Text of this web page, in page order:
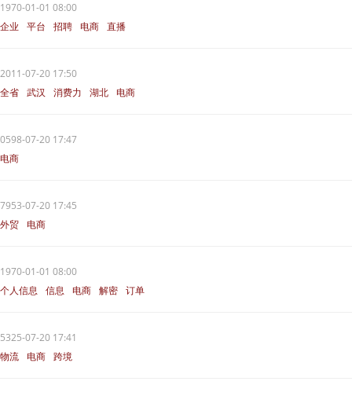
1970-01-01 08:00
企业
平台 招聘 电商 直播
2011-07-20 17:50
全省 武汉 消费力 湖北 电商
0598-07-20 17:47
电商
7953-07-20 17:45
外贸 电商
1970-01-01 08:00
个人信息
信息 电商 解密 订单
5325-07-20 17:41
物流 电商 跨境